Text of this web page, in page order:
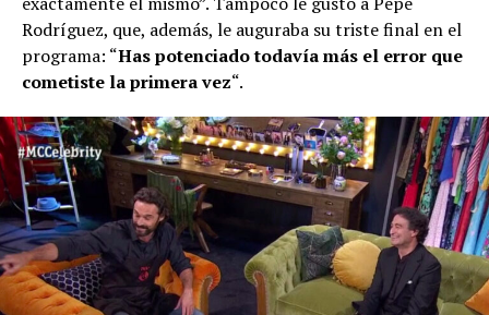
Rodríguez, que, además, le auguraba su triste final en el
programa: “Has potenciado todavía más el error que
cometiste la primera vez“.